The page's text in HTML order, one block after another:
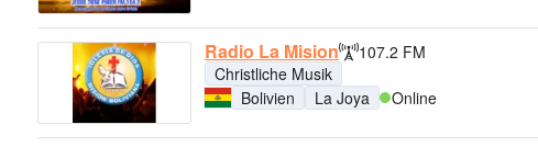
Radio La Mision
107.2 FM
Christliche Musik
Bolivien
La Joya Online